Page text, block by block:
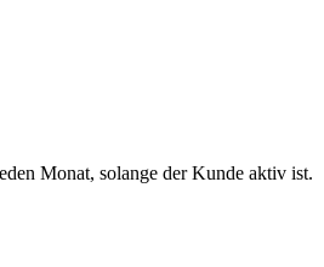
Monat, solange der Kunde aktiv ist.